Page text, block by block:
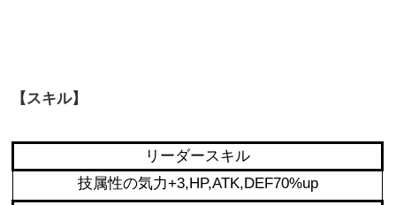
【スキル】
リーダースキル
技属性の気力+3,HP,ATK,DEF70%up